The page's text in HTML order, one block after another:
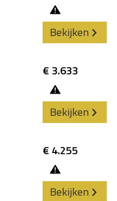
Bekijken
€ 3.633
Bekijken
€ 4.255
Bekijken